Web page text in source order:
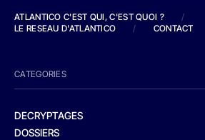
ATLANTICO C'EST QUI, C'EST QUOI ?
/
LE RESEAU D'ATLANTICO
/ CONTACT
CATEGORIES
DECRYPTAGES
DOSSIERS